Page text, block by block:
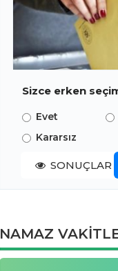
Sizce erken
Evet
Kararsız
SONUÇLAR
NAMAZ